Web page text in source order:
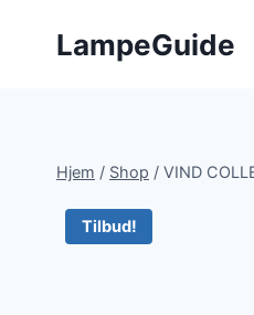
LampeGuide
Hjem / Shop / VIND
Tilbud!